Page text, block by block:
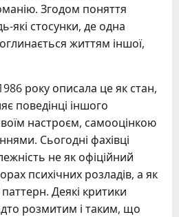
Згодом поняття
які стосунки, де одна
життям іншої,
року описала це як стан,
поведінці іншого
настроєм, самооцінкою
Сьогодні фахівці
не як офіційний
психічних розладів, а як
Деякі критики
розмитим і таким, що